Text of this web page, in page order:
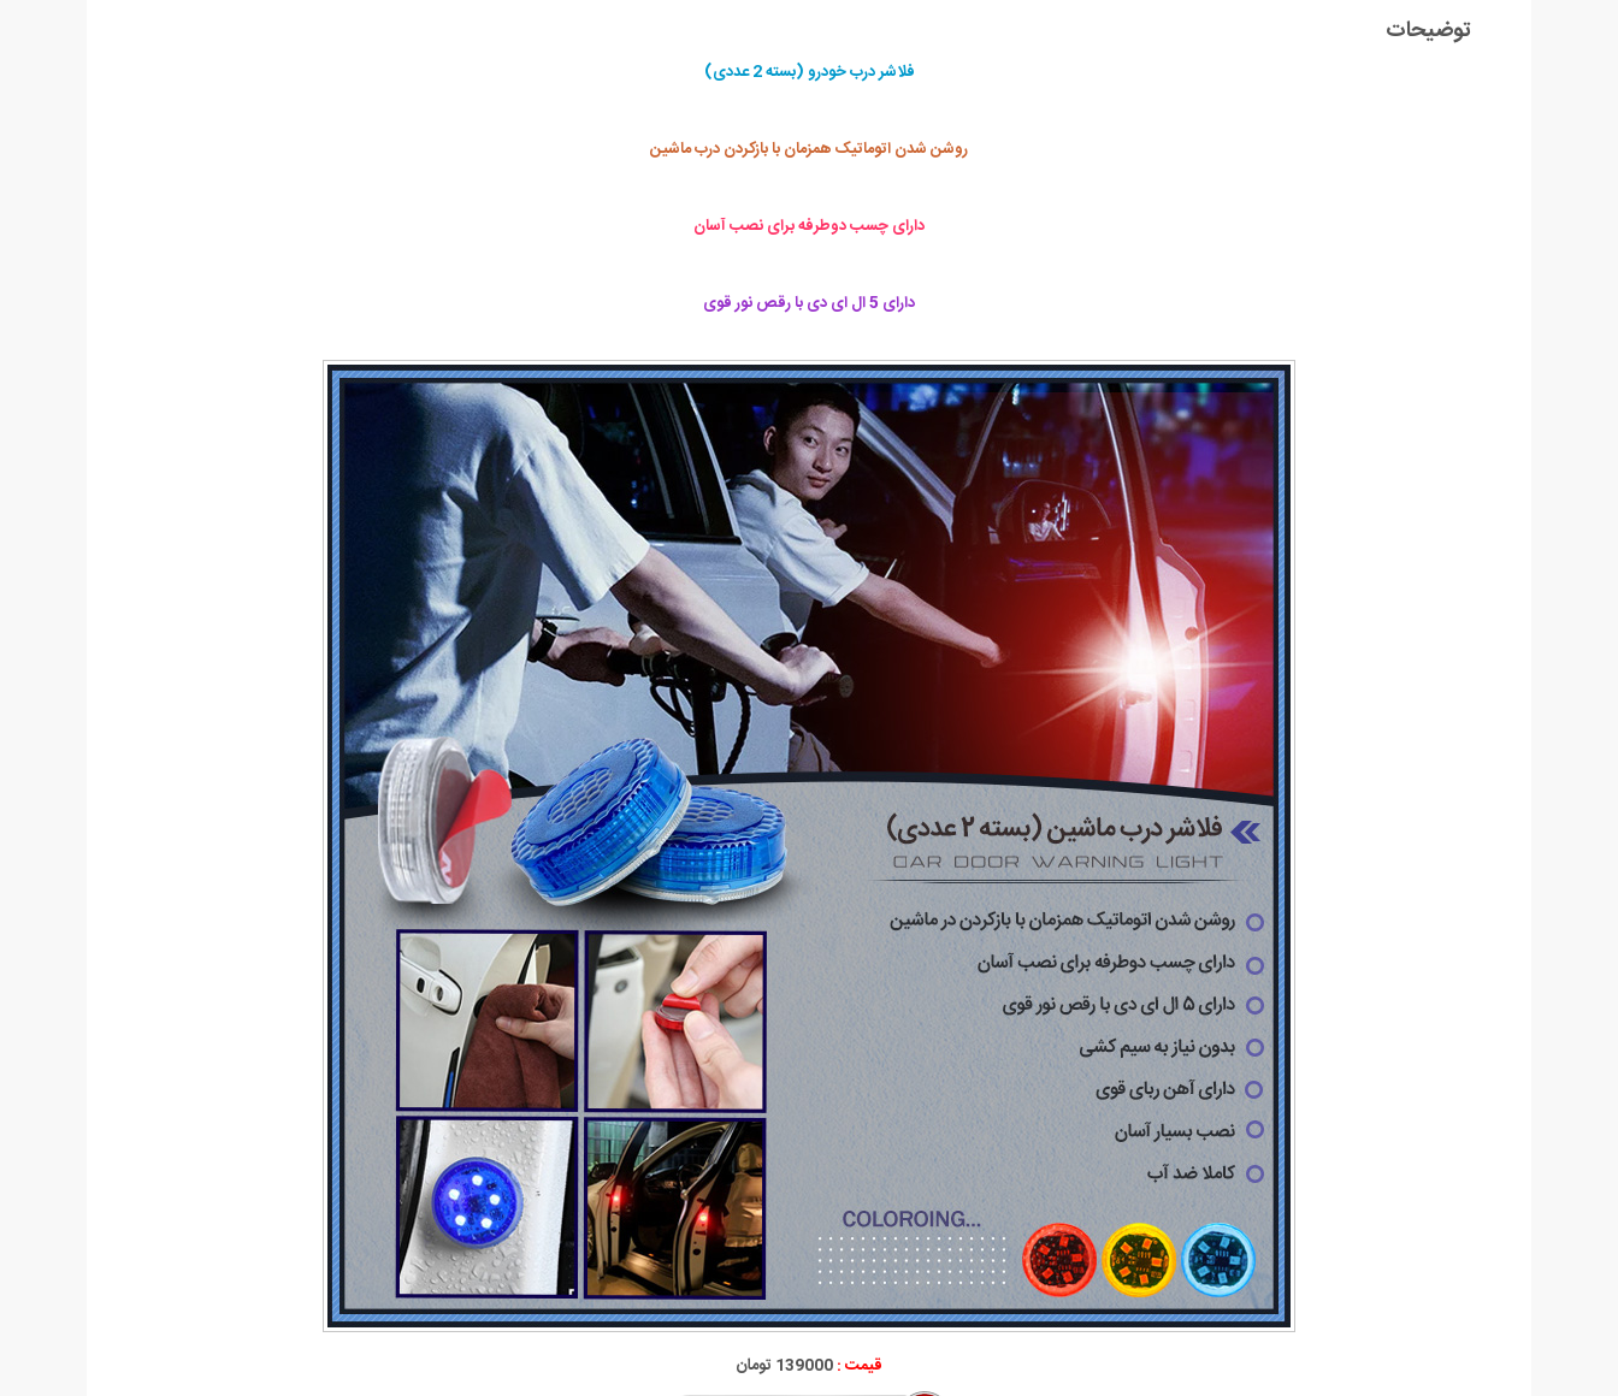
توضیحات
فلاشر درب خودرو (بسته 2 عددی)
روشن شدن اتوماتیک همزمان با بازکردن درب ماشین
دارای چسب دوطرفه برای نصب آسان
دارای 5 ال ای دی با رقص نور قوی
قیمت :139000 تومان